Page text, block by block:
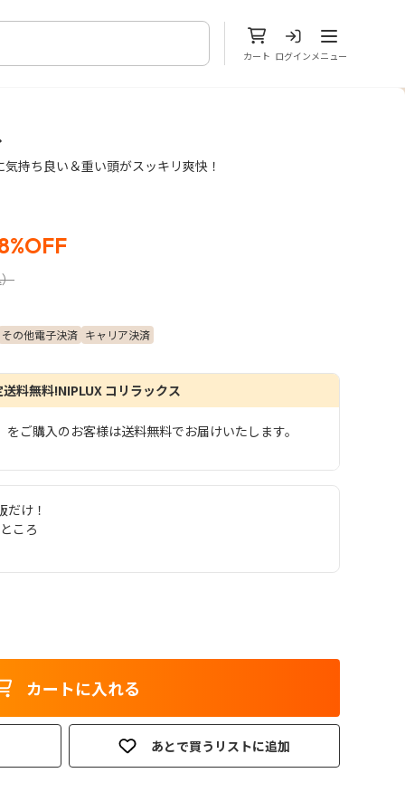
カート ログイン
メニューを開
メニュー
持ち良い＆重い頭がスッキリ爽快！
その他電子決済 キャリア決済
料無料!NIPLUX コリラックス
ご購入のお客様は送料無料でお届けいたします。
け！
ころ
カートに入れる
あとで買うリストに追加